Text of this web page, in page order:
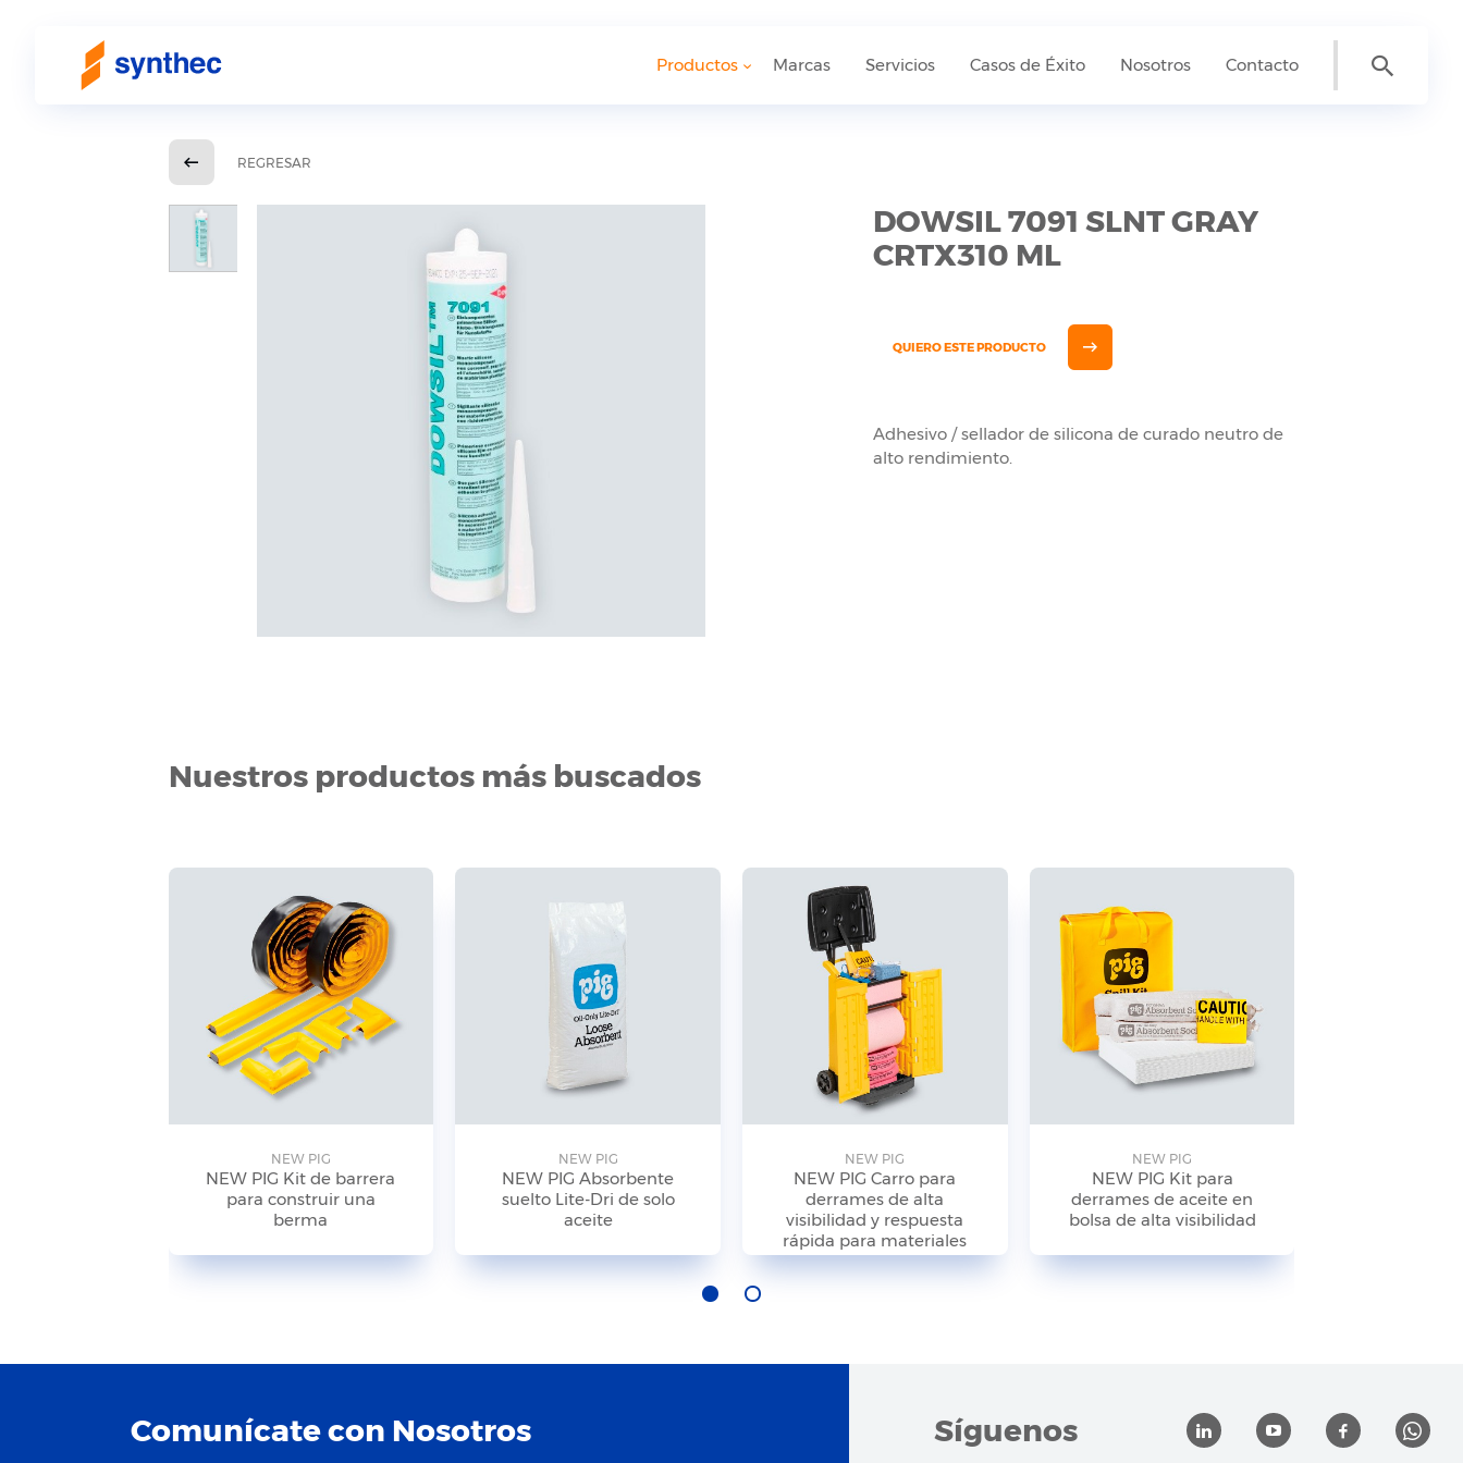
Productos Marcas Servicios Casos de Éxito Nosotros Contacto
REGRESAR
DOWSIL 7091 SLNT GRAY
CRTX310 ML
QUIERO ESTE PRODUCTO
Adhesivo / sellador de silicona de curado neutro de
alto rendimiento.
Nuestros productos más buscados
NEW PIG
NEW PIG Kit de barrera
para construir una
berma
NEW PIG
NEW PIG Absorbente
suelto Lite-Dri de solo
aceite
NEW PIG
NEW PIG Carro para
derrames de alta
visibilidad y respuesta
rápida para materiales
peligrosos
NEW PIG
NEW PIG Kit para
derrames de aceite en
bolsa de alta visibilidad
Comunícate con Nosotros Síguenos